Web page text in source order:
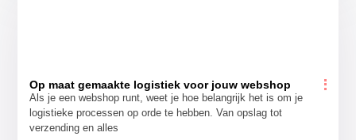
Op maat gemaakte logistiek voor jouw webshop
Als je een webshop runt, weet je hoe belangrijk het is om je
logistieke processen op orde te hebben. Van opslag tot
verzending en alles